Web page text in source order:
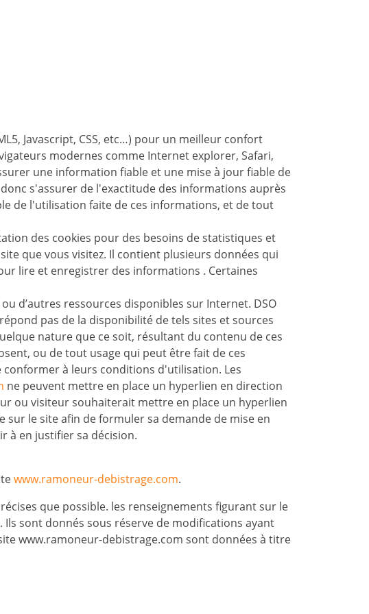
Javascript, CSS, etc…) pour un meilleur confort
modernes comme Internet explorer, Safari,
une information fiable et une mise à jour fiable de
s'assurer de l'exactitude des informations auprès
de l'utilisation faite de ces informations, et de tout
des cookies pour des besoins de statistiques et
que vous visitez. Il contient plusieurs données qui
lire et enregistrer des informations . Certaines
d’autres ressources disponibles sur Internet. DSO
pas de la disponibilité de tels sites et sources
nature que ce soit, résultant du contenu de ces
ou de tout usage qui peut être fait de ces
à leurs conditions d'utilisation. Les
ne peuvent mettre en place un hyperlien en direction
ou visiteur souhaiterait mettre en place un hyperlien
sur le site afin de formuler sa demande de mise en
à en justifier sa décision.
www.ramoneur-debistrage.com.
que possible. les renseignements figurant sur le
sont donnés sous réserve de modifications ayant
www.ramoneur-debistrage.com sont données à titre